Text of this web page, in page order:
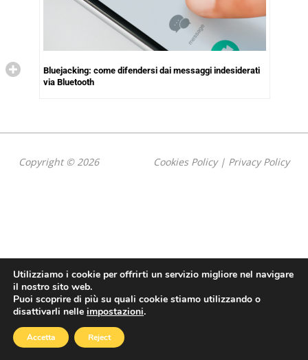
Bluejacking: come difendersi dai messaggi indesiderati
via Bluetooth
Copyright © 2026 Cookies Policy| Privacy Policy
Utilizziamo i cookie per offrirti un servizio migliore nel navigare
il nostro sito web.
Puoi scoprire di più su quali cookie stiamo utilizzando o
disattivarli nelle impostazioni.
Accetta Reject